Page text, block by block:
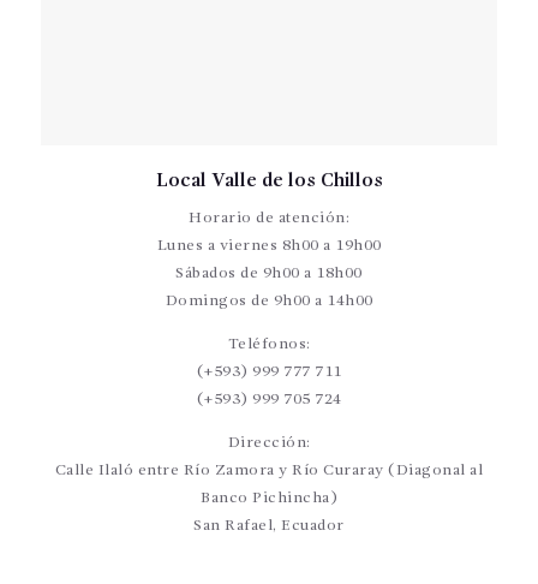
Local Valle de los Chillos
Horario de atención:
Lunes a viernes 8h00 a 19h00
Sábados de 9h00 a 18h00
Domingos de 9h00 a 14h00
Teléfonos:
(+593) 999 777 711
(+593) 999 705 724
Dirección:
Calle Ilaló entre Río Zamora y Río Curaray (Diagonal al
Banco Pichincha)
San Rafael, Ecuador